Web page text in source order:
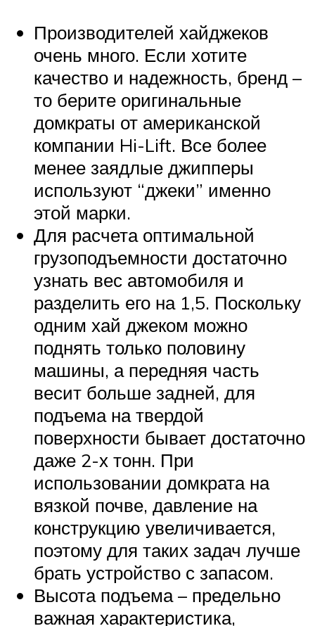
Производителей хайджеков
очень много. Если хотите
качество и надежность, бренд –
то берите оригинальные
домкраты от американской
компании Hi-Lift. Все более
менее заядлые джипперы
используют “джеки” именно
этой марки.
Для расчета оптимальной
грузоподъемности достаточно
узнать вес автомобиля и
разделить его на 1,5. Поскольку
одним хай джеком можно
поднять только половину
машины, а передняя часть
весит больше задней, для
подъема на твердой
поверхности бывает достаточно
даже 2-х тонн. При
использовании домкрата на
вязкой почве, давление на
конструкцию увеличивается,
поэтому для таких задач лучше
брать устройство с запасом.
Высота подъема – предельно
важная характеристика,